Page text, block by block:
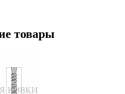
товары